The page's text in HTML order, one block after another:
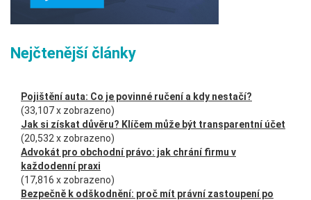
Nejčtenější články
Pojištění auta: Co je povinné ručení a kdy nestačí?
(33,107 x zobrazeno)
Jak si získat důvěru? Klíčem může být transparentní účet
(20,532 x zobrazeno)
Advokát pro obchodní právo: jak chrání firmu v
každodenní praxi
(17,816 x zobrazeno)
Bezpečně k odškodnění: proč mít právní zastoupení po